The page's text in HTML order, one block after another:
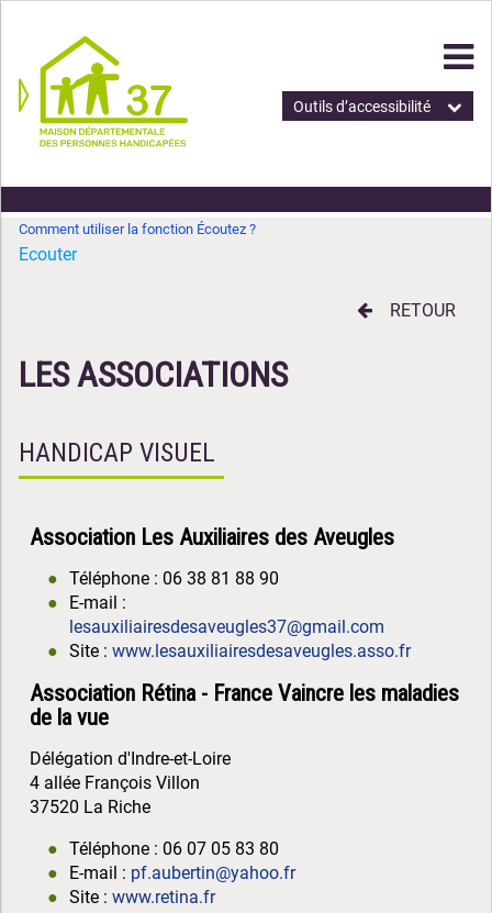
Outils d’accessibilité
Comment utiliser la fonction Écoutez ?
Ecouter
RETOUR
LES ASSOCIATIONS
HANDICAP VISUEL
Association Les Auxiliaires des Aveugles
Téléphone : 06 38 81 88 90
E-mail :
lesauxiliairesdesaveugles37@gmail.com
Site : www.lesauxiliairesdesaveugles.asso.fr
Association Rétina - France Vaincre les maladies
de la vue
Délégation d'Indre-et-Loire
4 allée François Villon
37520 La Riche
Téléphone : 06 07 05 83 80
E-mail : pf.aubertin@yahoo.fr
Site : www.retina.fr